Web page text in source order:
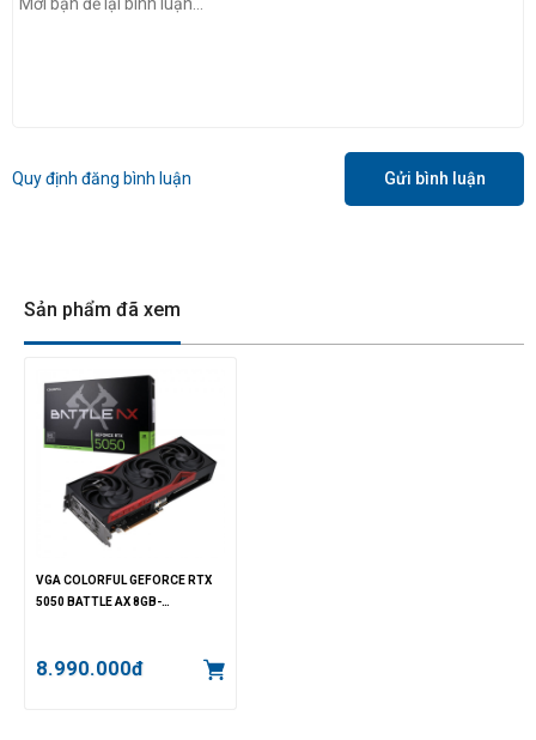
Quy định đăng bình luận Gửi bình luận
Sản phẩm đã xem
VGA COLORFUL GEFORCE RTX
5050 BATTLE AX 8GB-
8.990.000đ